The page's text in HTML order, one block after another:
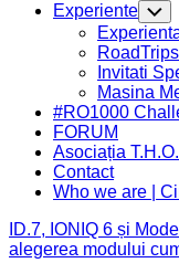
Experiente Toggle
Child
Invitati
Masina
#RO1000
FORUM
Asociația
Contact
Who we are |
ID.7, IONIQ 6 și
alegerea modului